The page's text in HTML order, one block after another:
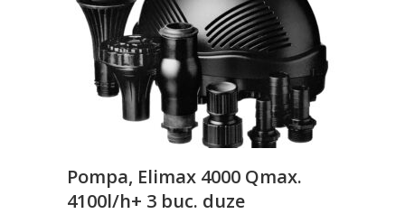
Pompa, Elimax 4000 Qmax.
4100l/h+ 3 buc. duze